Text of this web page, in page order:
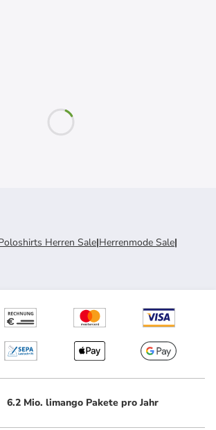
Herren Sale|Herrenmode Sale|
6.2 Mio. limango Pakete pro Jahr